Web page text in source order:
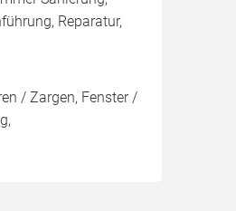
Reparatur,
/ Zargen, Fenster /